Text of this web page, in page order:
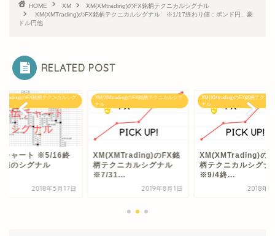
HOME XM
XM(XMtrading)のFX銘柄テクニカルシグナル
XM(XMTrading)のFX銘柄テクニカルシグナル ※1/17終わり値：ポンド円、豪
ドル円他
RELATED POST
のFX銘柄テクニカルシグ
チャート ※5/16終
値のシグナル
2018年5月17日
XM(XMtrading)のFX銘柄テクニカルシグ
ナル
XM(XMTrading)のFX銘
柄テクニカルシグナル
※7/31...
2019年8月1日
XM(XMtrading)のFX銘柄テクニ
ナル
XM(XMTrading)の
柄テクニカルシグ
※9/4終...
2018年9